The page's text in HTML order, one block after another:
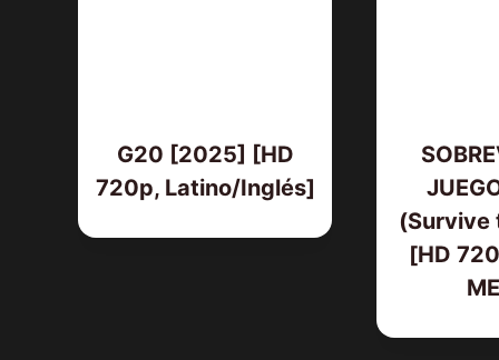
G20 [2025] [HD
720p, Latino/Inglés]
(Survive
[HD